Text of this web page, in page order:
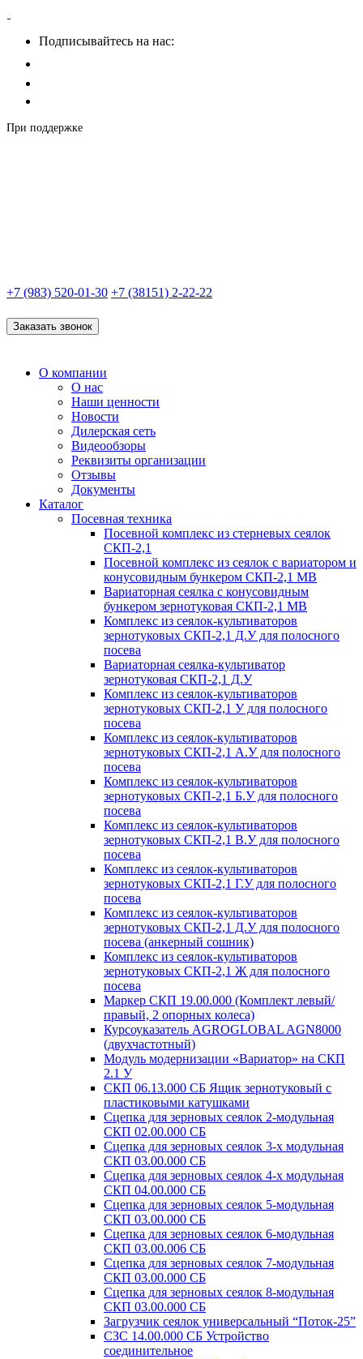
Подписывайтесь на нас:
При поддержке
+7 (983) 520-01-30 +7 (38151) 2-22-22
Заказать звонок
О компании
О нас
Наши ценности
Новости
Дилерская сеть
Видеообзоры
Реквизиты организации
Отзывы
Документы
Каталог
Посевная техника
Посевной комплекс из стерневых сеялок
СКП-2,1
Посевной комплекс из сеялок с вариатором и
конусовидным бункером СКП-2,1 МВ
Вариаторная сеялка с конусовидным
бункером зернотуковая СКП-2,1 МВ
Комплекс из сеялок-культиваторов
зернотуковых СКП-2,1 Д.У для полосного
посева
Вариаторная сеялка-культиватор
зернотуковая СКП-2,1 Д.У
Комплекс из сеялок-культиваторов
зернотуковых СКП-2,1 У для полосного
посева
Комплекс из сеялок-культиваторов
зернотуковых СКП-2,1 А.У для полосного
посева
Комплекс из сеялок-культиваторов
зернотуковых СКП-2,1 Б.У для полосного
посева
Комплекс из сеялок-культиваторов
зернотуковых СКП-2,1 В.У для полосного
посева
Комплекс из сеялок-культиваторов
зернотуковых СКП-2,1 Г.У для полосного
посева
Комплекс из сеялок-культиваторов
зернотуковых СКП-2,1 Д.У для полосного
посева (анкерный сошник)
Комплекс из сеялок-культиваторов
зернотуковых СКП-2,1 Ж для полосного
посева
Маркер СКП 19.00.000 (Комплект левый/
правый, 2 опорных колеса)
Курсоуказатель AGROGLOBAL AGN8000
(двухчастотный)
Модуль модернизации «Вариатор» на СКП
2.1 У
СКП 06.13.000 СБ Ящик зернотуковый с
пластиковыми катушками
Сцепка для зерновых сеялок 2-модульная
СКП 02.00.000 СБ
Сцепка для зерновых сеялок 3-х модульная
СКП 03.00.000 СБ
Сцепка для зерновых сеялок 4-х модульная
СКП 04.00.000 СБ
Сцепка для зерновых сеялок 5-модульная
СКП 03.00.000 СБ
Сцепка для зерновых сеялок 6-модульная
СКП 03.00.006 СБ
Сцепка для зерновых сеялок 7-модульная
СКП 03.00.000 СБ
Сцепка для зерновых сеялок 8-модульная
СКП 03.00.000 СБ
Загрузчик сеялок универсальный “Поток-25”
СЗС 14.00.000 СБ Устройство
соединительное